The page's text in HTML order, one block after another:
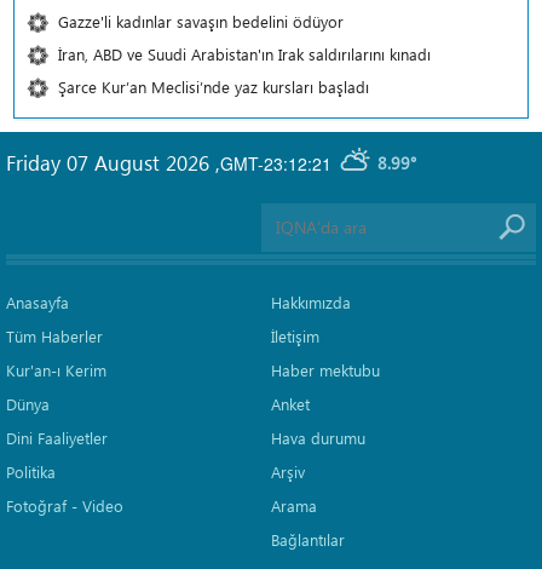
Gazze'li kadınlar savaşın bedelini ödüyor
İran, ABD ve Suudi Arabistan'ın Irak saldırılarını kınadı
Şarce Kur’an Meclisi’nde yaz kursları başladı
GMT-23:12:21 8.99°
Friday 07 August 2026 ,
Anasayfa
Tüm Haberler
Kur'an-ı Kerim
Dünya
Dini Faaliyetler
Politika
Fotoğraf - Video
Hakkımızda
İletişim
Haber mektubu
Anket
Hava durumu
Arşiv
Arama
Bağlantılar